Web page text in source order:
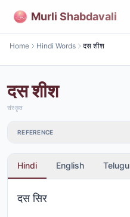
Murli Shabdavali
Home Hindi Words दस शीश
दस शीश
संस्कृत
REFERENCE
Hindi English Telugu
दस सिर